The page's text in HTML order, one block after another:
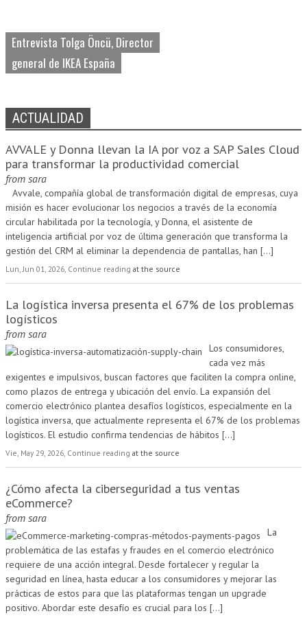
Entrevista Tolga Öncü, Director
general de IKEA España
ACTUALIDAD
AVVALE y Donna llevan la IA por voz a SAP Sales Cloud
para transformar la productividad comercial
from sara
Avvale, compañía global de transformación digital de empresas, cuya
misión es hacer evolucionar los negocios a través de la economía
circular habilitada por la tecnología, y Donna, el asistente de
inteligencia artificial por voz de última generación que transforma la
gestión del CRM al eliminar la dependencia de pantallas, han [...]
Lun, Jun 01, 2026, Continue reading at the source
La logística inversa presenta el 67% de los problemas
logísticos
from sara
Los consumidores,
cada vez más
exigentes e impulsivos, buscan factores que faciliten la compra online,
como plazos de entrega y ubicación del envío. La expansión del
comercio electrónico plantea desafíos logísticos, especialmente en la
logística inversa, que actualmente representa el 67% de los problemas
logísticos. El estudio confirma tendencias de hábitos [...]
Vie, May 29, 2026, Continue reading at the source
¿Cómo afecta la ciberseguridad a tus ventas
eCommerce?
from sara
La
problemática de las estafas y fraudes en el comercio electrónico
requiere de una acción integral. Desde fortalecer y regular la
seguridad en línea, hasta educar a los consumidores y mejorar las
prácticas de estos para que las plataformas tengan un upgrade
positivo. Abordar este desafío es crucial para los [...]